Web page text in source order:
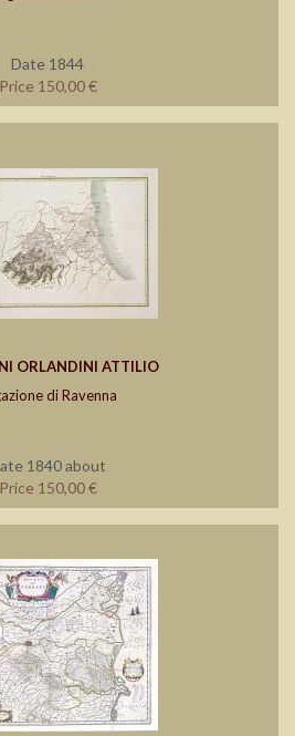
Date 1844
Price 150,00 €
ORLANDINI ATTILIO
di Ravenna
1840 about
Price 150,00 €